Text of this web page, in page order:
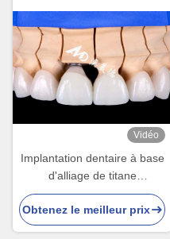
Vidéo
Implantation dentaire à base
d'alliage de titane
biocompatible pont couronne
avec un aspect esthétique
naturel
Obtenez le meilleur prix